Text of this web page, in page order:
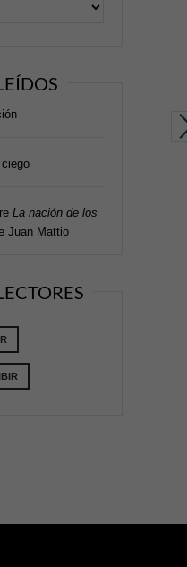
La nación de los
Juan Mattio